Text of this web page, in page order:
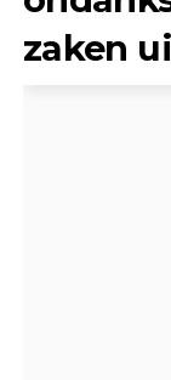
zaken